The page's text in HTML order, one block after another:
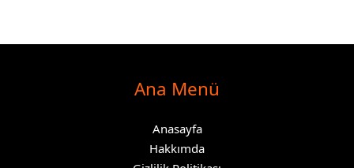
Ana Menü
Anasayfa
Hakkımda